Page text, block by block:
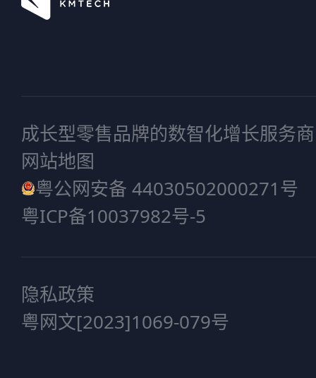
成长型零售品牌的数智化增长服务商
网站地图
粤公网安备 44030502000271号
粤ICP备10037982号-5
隐私政策
粤网文[2023]1069-079号